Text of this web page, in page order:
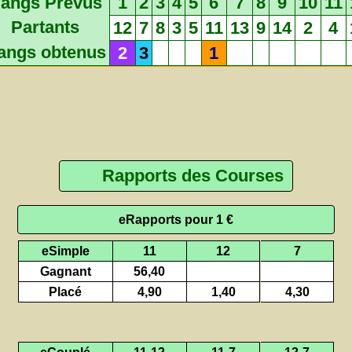
Partants
12 7 8 3 5 11 13 9 14 2 4
obtenus
2 3 1
Rapports des Courses
eRapports pour 1 €
eSimple 11 12
7
Gagnant
56,40
Placé
4,90 1,40 4,30